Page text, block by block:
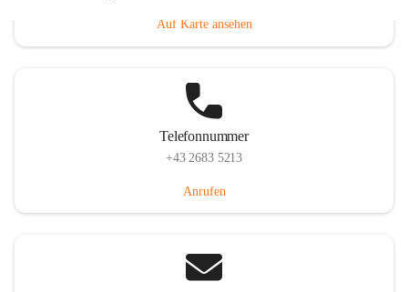
Auf Karte ansehen
Telefonnummer
+43 2683 5213
Anrufen